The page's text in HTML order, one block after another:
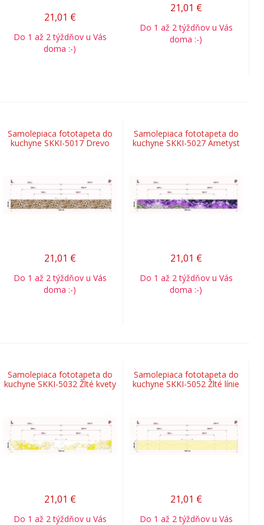
21,01 €
Do 1 až 2 týždňov u Vás
doma :-)
21,01 €
Do 1 až 2 týždňov u Vás
doma :-)
Samolepiaca fototapeta do
kuchyne SKKI-5017 Drevo
21,01 €
Do 1 až 2 týždňov u Vás
doma :-)
Samolepiaca fototapeta do
kuchyne SKKI-5027 Ametyst
21,01 €
Do 1 až 2 týždňov u Vás
doma :-)
Samolepiaca fototapeta do
kuchyne SKKI-5032 Žlté kvety
21,01 €
Do 1 až 2 týždňov u Vás
Samolepiaca fototapeta do
kuchyne SKKI-5052 Žlté línie
21,01 €
Do 1 až 2 týždňov u Vás